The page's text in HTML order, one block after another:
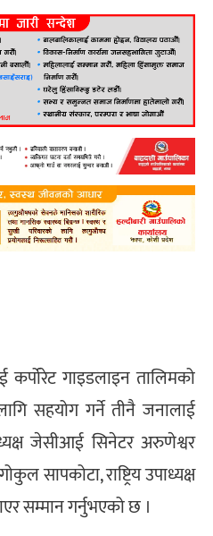
गाइडलाइन तालिमको
सहयोग गर्ने तीनै जनालाई
जेसीआई सिनेटर अरुणेश्वर
सापकोटा, राष्ट्रिय उपाध्यक्ष
सम्मान गर्नुभएको छ ।